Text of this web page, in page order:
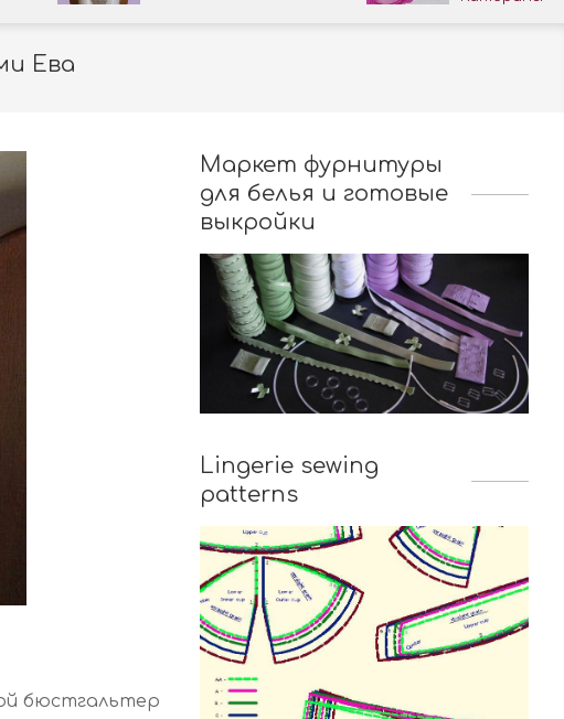
Ева
бюстгальтер
Маркет фурнитуры
для белья и готовые
выкройки
Lingerie sewing
patterns